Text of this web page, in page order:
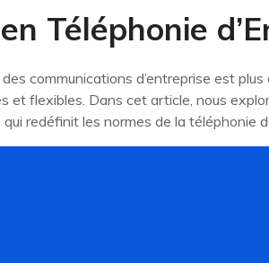
Téléphonie
communications d’entreprise est
et flexibles. Dans cet article, nous
redéfinit les normes de la téléphonie